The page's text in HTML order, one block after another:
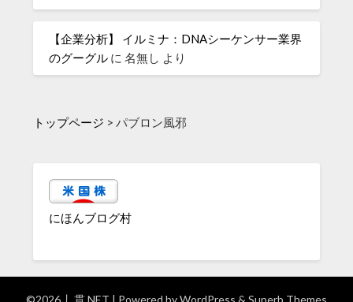
【企業分析】 イルミナ：DNAシーケンサー業界
のグーグル に名無し より
トップページ > パブロン風邪
にほんブログ村
©2026 丿貫.NET | Powered byWordPress & Superb Themes